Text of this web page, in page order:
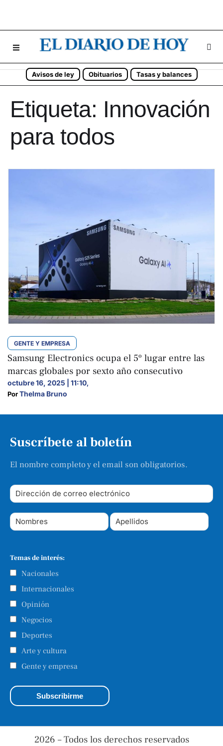
Avisos de ley Obituarios Tasas y balances
Etiqueta: Innovación
para todos
GENTE Y EMPRESA
Samsung Electronics ocupa el 5º lugar entre las
marcas globales por sexto año consecutivo
octubre 16, 2025 | 11:10,
Por Thelma Bruno
Suscríbete al boletín
El nombre completo y el email son obligatorios.
Temas de interés:
Nacionales
Internacionales
Opinión
Negocios
Deportes
Arte y cultura
Gente y empresa
2026 – Todos los derechos reservados